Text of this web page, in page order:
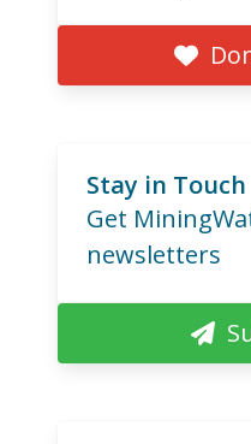
Stay in Touch
Get
newsletters